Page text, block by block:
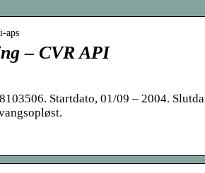
aps
– CVR API
Startdato, 01/09 – 2004.